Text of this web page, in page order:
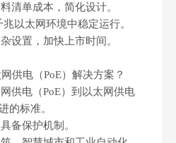
清单成本，简化设计。
以太网环境中稳定运行。
设置，加快上市时间。
供电（PoE）解决方案？
供电（PoE）到以太网供电
的标准。
备保护机制。
为什么PoE技术正在改变传统供电方式？
供电方式？PoE技术正在改变传